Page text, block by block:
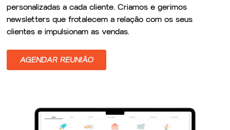
personalizadas a cada cliente. Criamos e gerimos
newsletters que frotalecem a relação com os seus
clientes e impulsionam as vendas.
AGENDAR REUNIÃO